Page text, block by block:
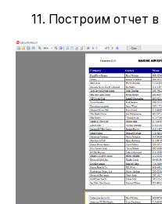
11. Построим отчет в